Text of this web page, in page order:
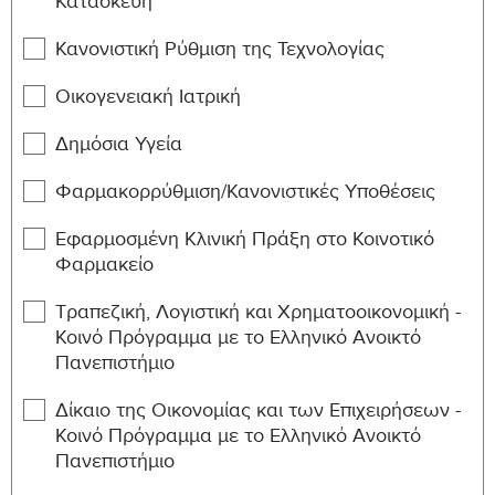
EDUGI-
Εκπαιδευτική Ψυχολογία
EDUGI-
502
Εκπαίδευσης
Section: E – Μεταπτυχιακή Διατριβή
Min. ECTS Credits: 30 Max. ECTS Credits: 30
Notes: Σε περίπτωση που οι φοιτητές επιλέξουν την
από 3 μαθήματα περιορισμένης επιλογής.
Course ID
Course Title
EDUGI-699 Μεταπτυχιακή Διατριβή 30
Section: F – Πρακτική Άσκηση
Κανονιστική Ρύθμιση της Τεχνολογίας
Οικογενειακή Ιατρική
Δημόσια Υγεία
Φαρμακορρύθμιση/Κανονιστικές Υποθέσεις
Εφαρμοσμένη Κλινική Πράξη στο Κοινοτικό
Φαρμακείο
Τραπεζική, Λογιστική και Χρηματοοικονομική -
Κοινό Πρόγραμμα με το Ελληνικό Ανοικτό
Πανεπιστήμιο
Δίκαιο της Οικονομίας και των Επιχειρήσεων -
Κοινό Πρόγραμμα με το Ελληνικό Ανοικτό
Πανεπιστήμιο